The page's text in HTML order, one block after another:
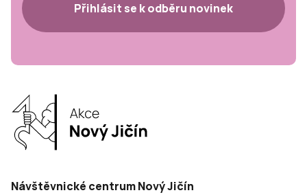
Přihlásit se k odběru novinek
Návštěvnické centrum Nový Jičín